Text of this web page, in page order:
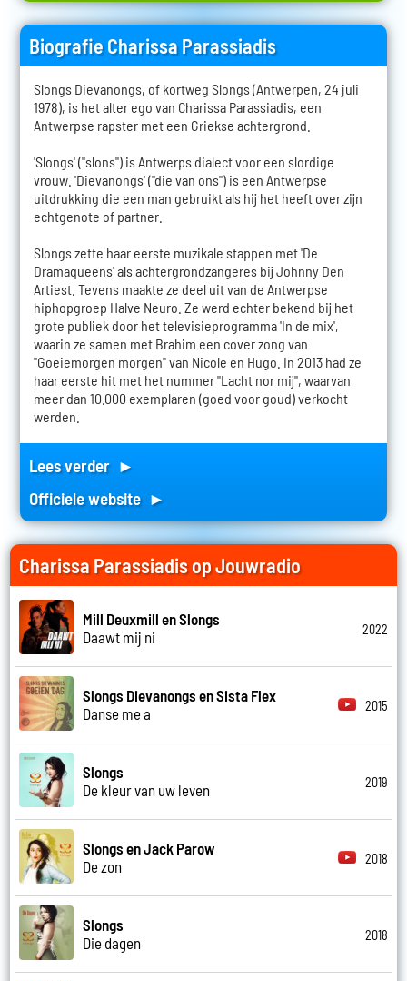
Biografie Charissa Parassiadis
Slongs Dievanongs, of kortweg Slongs (Antwerpen, 24 juli
1978), is het alter ego van Charissa Parassiadis, een
Antwerpse rapster met een Griekse achtergrond.
'Slongs' ("slons") is Antwerps dialect voor een slordige
vrouw. 'Dievanongs' ("die van ons") is een Antwerpse
uitdrukking die een man gebruikt als hij het heeft over zijn
echtgenote of partner.
Slongs zette haar eerste muzikale stappen met 'De
Dramaqueens' als achtergrondzangeres bij Johnny Den
Artiest. Tevens maakte ze deel uit van de Antwerpse
hiphopgroep Halve Neuro. Ze werd echter bekend bij het
grote publiek door het televisieprogramma 'In de mix',
waarin ze samen met Brahim een cover zong van
"Goeiemorgen morgen" van Nicole en Hugo. In 2013 had ze
haar eerste hit met het nummer "Lacht nor mij", waarvan
meer dan 10.000 exemplaren (goed voor goud) verkocht
werden.
Lees verder ►
Officiele website ►
Charissa Parassiadis op Jouwradio
Mill Deuxmill en Slongs
Daawt mij ni
2022
Slongs Dievanongs en Sista Flex
Danse me a
2015
Slongs
De kleur van uw leven
2019
Slongs en Jack Parow
De zon
2018
Slongs
Die dagen
2018